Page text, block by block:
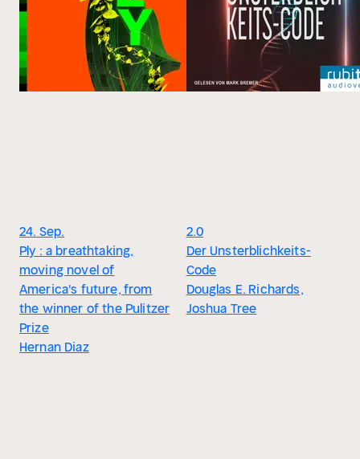
24. Sep.
Ply : a breathtaking,
moving novel of
America's future, from
the winner of the Pulitzer
Prize
Hernan Diaz
2.0
Der Unsterblichkeits-
Code
Douglas E. Richards,
Joshua Tree